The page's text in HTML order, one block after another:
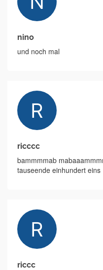
nino
und noch mal
ricccc
bammmmab
tauseende einhundert eins
riccc